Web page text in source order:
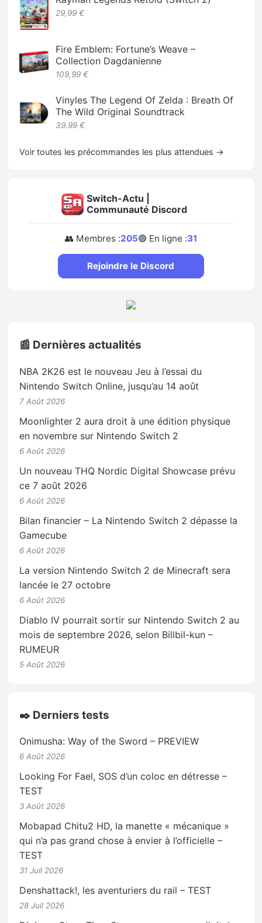
29,99 €
Fire Emblem: Fortune’s Weave –
Collection Dagdanienne
109,99 €
Vinyles The Legend Of Zelda : Breath Of
The Wild Original Soundtrack
39.99 €
Voir toutes les précommandes les plus attendues →
Switch-Actu |
Communauté Discord
👥 Membres :205🟢 En ligne :31
Rejoindre le Discord
📰 Dernières actualités
NBA 2K26 est le nouveau Jeu à l’essai du
Nintendo Switch Online, jusqu’au 14 août
7 Août 2026
Moonlighter 2 aura droit à une édition physique
en novembre sur Nintendo Switch 2
6 Août 2026
Un nouveau THQ Nordic Digital Showcase prévu
ce 7 août 2026
6 Août 2026
Bilan financier – La Nintendo Switch 2 dépasse la
Gamecube
6 Août 2026
La version Nintendo Switch 2 de Minecraft sera
lancée le 27 octobre
6 Août 2026
Diablo IV pourrait sortir sur Nintendo Switch 2 au
mois de septembre 2026, selon Billbil-kun –
RUMEUR
5 Août 2026
✒️ Derniers tests
Onimusha: Way of the Sword – PREVIEW
6 Août 2026
Looking For Fael, SOS d’un coloc en détresse –
TEST
3 Août 2026
Mobapad Chitu2 HD, la manette « mécanique »
qui n’a pas grand chose à envier à l’officielle –
TEST
31 Juil 2026
Denshattack!, les aventuriers du rail – TEST
28 Juil 2026